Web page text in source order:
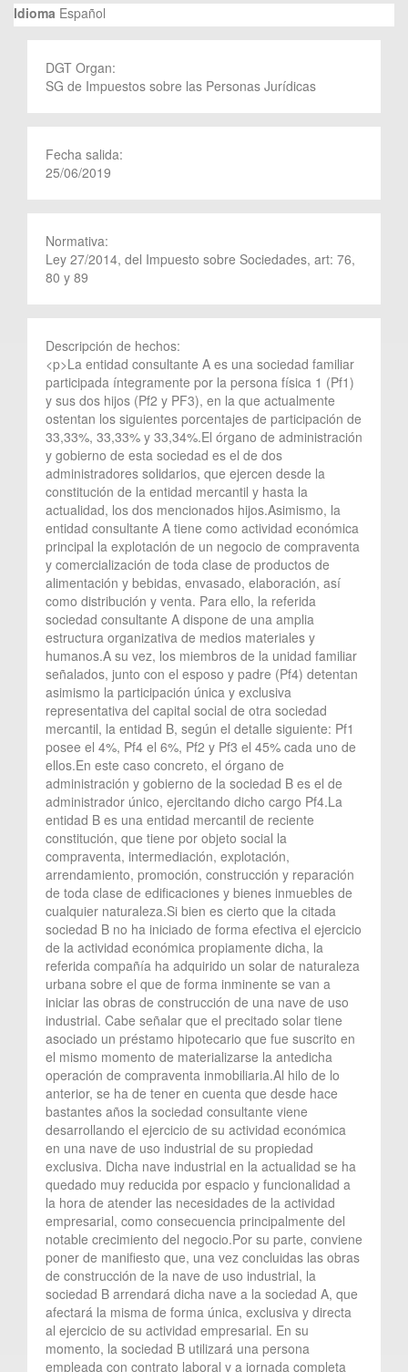
Idioma Español
DGT Organ:
SG de Impuestos sobre las Personas Jurídicas
Fecha salida:
25/06/2019
Normativa:
Ley 27/2014, del Impuesto sobre Sociedades, art: 76,
80 y 89
Descripción de hechos:
<p>La entidad consultante A es una sociedad familiar
participada íntegramente por la persona física 1 (Pf1)
y sus dos hijos (Pf2 y PF3), en la que actualmente
ostentan los siguientes porcentajes de participación de
33,33%, 33,33% y 33,34%.El órgano de administración
y gobierno de esta sociedad es el de dos
administradores solidarios, que ejercen desde la
constitución de la entidad mercantil y hasta la
actualidad, los dos mencionados hijos.Asimismo, la
entidad consultante A tiene como actividad económica
principal la explotación de un negocio de compraventa
y comercialización de toda clase de productos de
alimentación y bebidas, envasado, elaboración, así
como distribución y venta. Para ello, la referida
sociedad consultante A dispone de una amplia
estructura organizativa de medios materiales y
humanos.A su vez, los miembros de la unidad familiar
señalados, junto con el esposo y padre (Pf4) detentan
asimismo la participación única y exclusiva
representativa del capital social de otra sociedad
mercantil, la entidad B, según el detalle siguiente: Pf1
posee el 4%, Pf4 el 6%, Pf2 y Pf3 el 45% cada uno de
ellos.En este caso concreto, el órgano de
administración y gobierno de la sociedad B es el de
administrador único, ejercitando dicho cargo Pf4.La
entidad B es una entidad mercantil de reciente
constitución, que tiene por objeto social la
compraventa, intermediación, explotación,
arrendamiento, promoción, construcción y reparación
de toda clase de edificaciones y bienes inmuebles de
cualquier naturaleza.Si bien es cierto que la citada
sociedad B no ha iniciado de forma efectiva el ejercicio
de la actividad económica propiamente dicha, la
referida compañía ha adquirido un solar de naturaleza
urbana sobre el que de forma inminente se van a
iniciar las obras de construcción de una nave de uso
industrial. Cabe señalar que el precitado solar tiene
asociado un préstamo hipotecario que fue suscrito en
el mismo momento de materializarse la antedicha
operación de compraventa inmobiliaria.Al hilo de lo
anterior, se ha de tener en cuenta que desde hace
bastantes años la sociedad consultante viene
desarrollando el ejercicio de su actividad económica
en una nave de uso industrial de su propiedad
exclusiva. Dicha nave industrial en la actualidad se ha
quedado muy reducida por espacio y funcionalidad a
la hora de atender las necesidades de la actividad
empresarial, como consecuencia principalmente del
notable crecimiento del negocio.Por su parte, conviene
poner de manifiesto que, una vez concluidas las obras
de construcción de la nave de uso industrial, la
sociedad B arrendará dicha nave a la sociedad A, que
afectará la misma de forma única, exclusiva y directa
al ejercicio de su actividad empresarial. En su
momento, la sociedad B utilizará una persona
empleada con contrato laboral y a jornada completa